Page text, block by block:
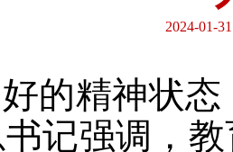
2024-01-
的精神状
记强调，